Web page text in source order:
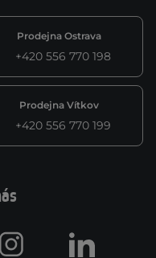
Prodejna Ostrava
+420 556 770 198
Prodejna Vítkov
+420 556 770 199
Instagram LinkedIn